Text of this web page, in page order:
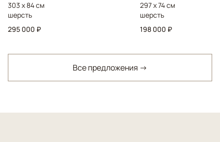
303 x 84 см
шерсть
295 000 ₽
297 x 74 см
шерсть
198 000 ₽
Все предложения →